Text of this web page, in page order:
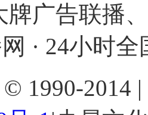
牌广告联播
· 24小时
1990-2014